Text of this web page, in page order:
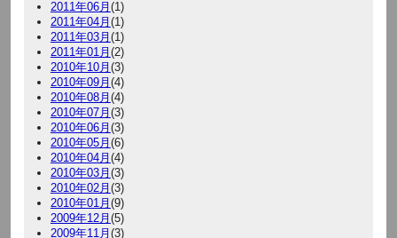
2011年06月(1)
2011年04月(1)
2011年03月(1)
2011年01月(2)
2010年10月(3)
2010年09月(4)
2010年08月(4)
2010年07月(3)
2010年06月(3)
2010年05月(6)
2010年04月(4)
2010年03月(3)
2010年02月(3)
2010年01月(9)
2009年12月(5)
2009年11月(3)